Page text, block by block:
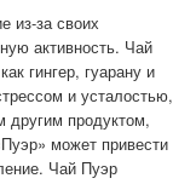
из-за своих
активность. Чай
гингер, гуарану и
и усталостью,
другим продуктом,
может привести
Чай Пуэр